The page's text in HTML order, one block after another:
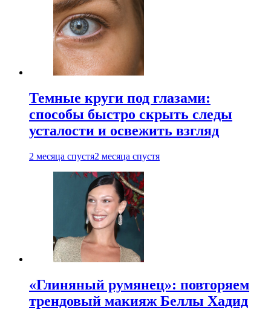
Темные круги под глазами:
способы быстро скрыть следы
усталости и освежить взгляд
2 месяца спустя2 месяца спустя
«Глиняный румянец»: повторяем
трендовый макияж Беллы Хадид